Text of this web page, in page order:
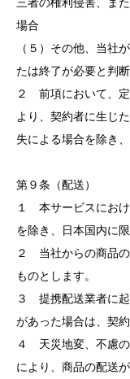
場合
（５）その他、当社
たは終了が必要と判
２ 前項において、
より、契約者に生じ
失による場合を除き
第９条（配送）
１ 本サービスにお
を除き、日本国内に
２ 当社からの商品の
ものとします。
３ 提携配送業者に
があった場合は、契
４ 天災地変、不慮
により、商品の配送